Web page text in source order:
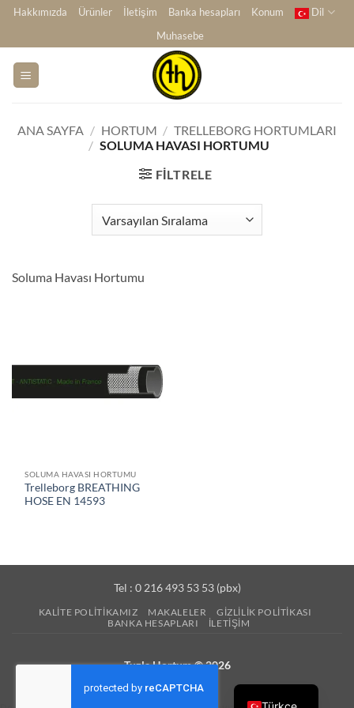
İçeriğe
Hakkımızda Ürünler İletişim Banka hesapları Konum
Dil
Muhasebe
ANA SAYFA / HORTUM / TRELLEBORG HORTUMLARI
/ SOLUMA HAVASI HORTUMU
FILTRELE
Soluma Havası Hortumu
SOLUMA HAVASI HORTUMU
Trelleborg BREATHING
HOSE EN 14593
Tel : 0 216 493 53 53 (pbx)
KALITE POLITIKAMIZ MAKALELER
GIZLILIK POLITIKASI
BANKA HESAPLARI
İLETIŞIM
Tuzla Hortum © 2026